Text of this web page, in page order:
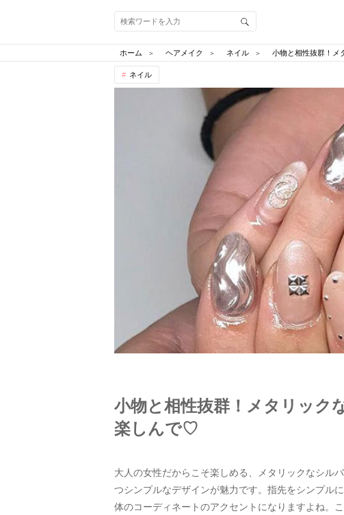
ホーム ヘアメイク ネイル 小物と相性抜群！メ
ネイル
小物と相性抜群！メタリック
楽しんで♡
大人の女性だからこそ楽しめる、メタリックなシル
つシンプルなデザインが魅力です。指先をシンプル
体のコーディネートのアクセントになりますよね。